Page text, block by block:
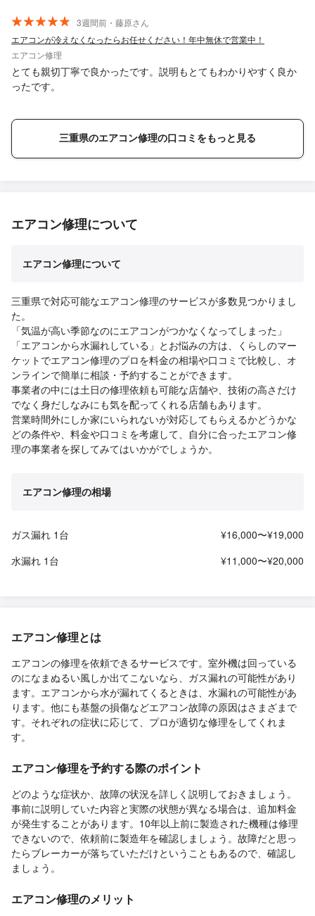
3週間前・藤原さん
エアコンが冷えなくなったらお任せください！年中無休で営業中！
エアコン修理
とても親切丁寧で良かったです。説明もとてもわかりやすく良か
ったです。
三重県のエアコン修理の口コミをもっと見る
エアコン修理について
エアコン修理について
三重県で対応可能なエアコン修理のサービスが多数見つかりまし
た。
「気温が高い季節なのにエアコンがつかなくなってしまった」
「エアコンから水漏れしている」とお悩みの方は、くらしのマー
ケットでエアコン修理のプロを料金の相場や口コミで比較し、オ
ンラインで簡単に相談・予約することができます。
事業者の中には土日の修理依頼も可能な店舗や、技術の高さだけ
でなく身だしなみにも気を配ってくれる店舗もあります。
営業時間外にしか家にいられないが対応してもらえるかどうかな
どの条件や、料金や口コミを考慮して、自分に合ったエアコン修
理の事業者を探してみてはいかがでしょうか。
エアコン修理の相場
ガス漏れ 1台
¥16,000〜¥19,000
水漏れ 1台
¥11,000〜¥20,000
エアコン修理とは
エアコンの修理を依頼できるサービスです。室外機は回っている
のになまぬるい風しか出てこないなら、ガス漏れの可能性があり
ます。エアコンから水が漏れてくるときは、水漏れの可能性があ
ります。他にも基盤の損傷などエアコン故障の原因はさまざまで
す。それぞれの症状に応じて、プロが適切な修理をしてくれま
す。
エアコン修理を予約する際のポイント
どのような症状か、故障の状況を詳しく説明しておきましょう。
事前に説明していた内容と実際の状態が異なる場合は、追加料金
が発生することがあります。10年以上前に製造された機種は修理
できないので、依頼前に製造年を確認しましょう。故障だと思っ
たらブレーカーが落ちていただけということもあるので、確認し
ましょう。
エアコン修理のメリット